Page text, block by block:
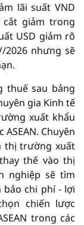
lãi suất VND
cắt giảm trong
USD giảm rõ
2026 nhưng sẽ
thuế sau bảng
gia Kinh tế
xuất khẩu
Chuyên
thị trường xuất
thế vào thị
nghiệp sẽ tìm
chi phí - lợi
chiến lược
trong các